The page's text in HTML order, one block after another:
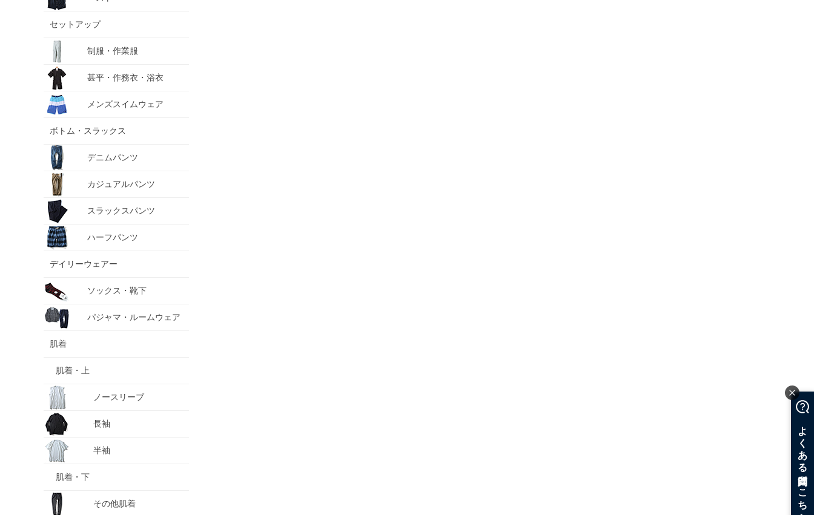
セットアップ
制服・作業服
甚平・作務衣・浴衣
メンズスイムウェア
ボトム・スラックス
デニムパンツ
カジュアルパンツ
スラックスパンツ
ハーフパンツ
デイリーウェアー
ソックス・靴下
パジャマ・ルームウェア
肌着
肌着・上
ノースリーブ
長袖
半袖
肌着・下
その他肌着